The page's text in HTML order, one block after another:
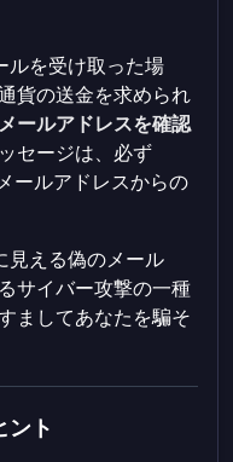
を受け取った場
貨の送金を求められ
ールアドレスを確認
セージは、必ず
ールアドレスからの
える偽のメール
サイバー攻撃の一種
ましてあなたを騙そ
ント